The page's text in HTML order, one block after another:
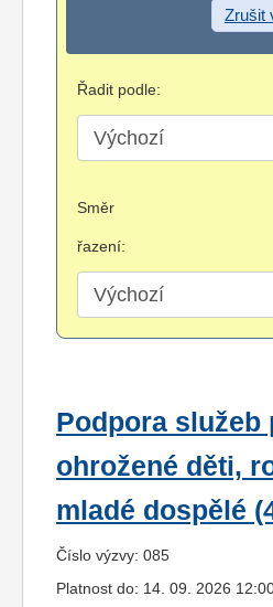
Zrušit
Řadit podle:
Směr
řazení:
Podpora služeb
ohrožené děti,
mladé dospělé
Číslo výzvy: 085
Platnost do: 14. 09. 2026